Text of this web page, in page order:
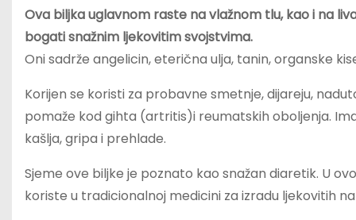
Ova biljka uglavnom raste na vlažnom tlu, kao i na
bogati snažnim ljekovitim svojstvima.
Oni sadrže angelicin, eterična ulja, tanin, organske
Korijen se koristi za probavne smetnje, dijareju,
pomaže kod gihta (artritis)i reumatskih oboljenja.
kašlja, gripa i prehlade.
Sjeme ove biljke je poznato kao snažan diaretik. U
koriste u tradicionalnoj medicini za izradu ljekovitih